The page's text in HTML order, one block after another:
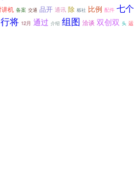
讲机 备案 交通 品开 通讯 除 栎社 比例 配件 七个
行将 12月 通过 介绍 组图 洽谈 双创双 头 运